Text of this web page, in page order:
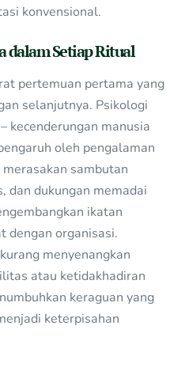
konvensional.
Setiap Ritual
pertemuan pertama yang
selanjutnya. Psikologi
– kecenderungan manusia
oleh pengalaman
sambutan
dan dukungan memadai
ikatan
dengan organisasi.
menyenangkan
atau ketidakhadiran
keraguan yang
keterpisahan